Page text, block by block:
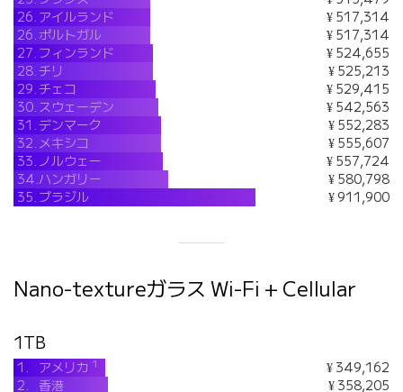
26. アイルランド
¥ 517,314
26. ポルトガル
¥ 517,314
27. フィンランド
¥ 524,655
28.チリ
¥ 525,213
29.チェコ
¥ 529,415
30. スウェーデン
¥ 542,563
31.デンマーク
¥ 552,283
32. メキシコ
¥ 555,607
33. ノルウェー
¥ 557,724
34.ハンガリー
¥ 580,798
35. ブラジル ¥ 911,900
Nano-textureガラス Wi-Fi + Cellular
1TB
1. アメリカ 1
¥ 349,162
2.
香港
¥ 358,205